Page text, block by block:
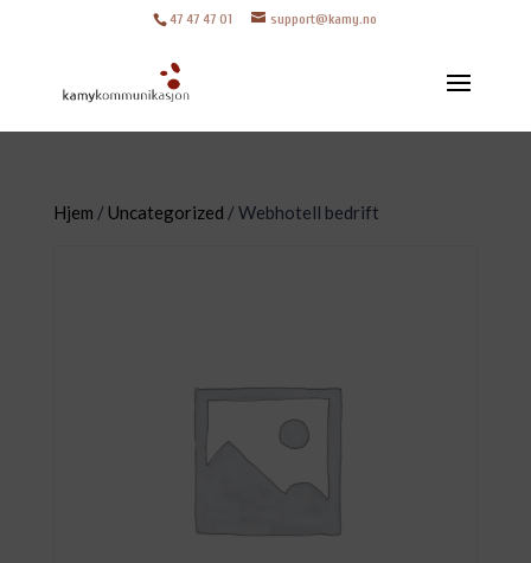
47 47 47 01 support@kamy.no
Hjem / Uncategorized / Webhotell bedrift